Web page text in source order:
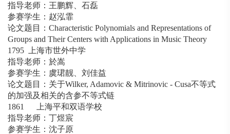
指导老师：王鹏辉、石磊
参赛学生：赵泓霏
论文题目：Characteristic Polynomials and Representations of
Groups and Their Centers with Applications in Music Theory
1795 上海市世外中学
指导老师：於嵩
参赛学生：虞珺靓、刘佳益
论文题目：关于Wilker, Adamovic & Mitrinovic - Cusa不等式
的加强及相关的含参不等式链
1861 上海平和双语学校
指导老师：丁煜宸
参赛学生：沈子原